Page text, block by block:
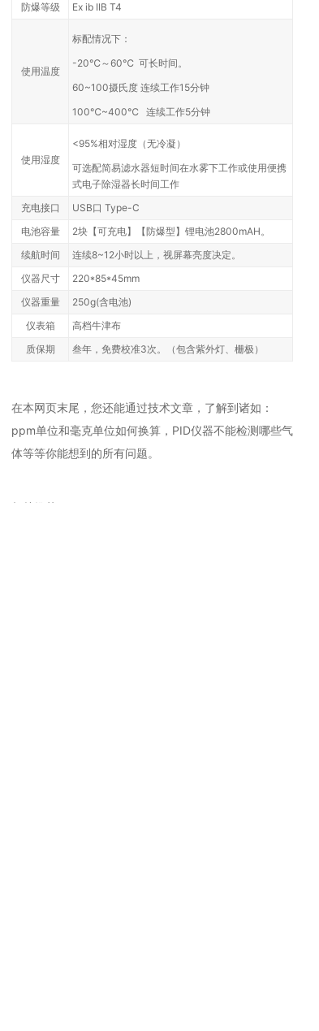
防爆等级
Ex ib IIB T4
使用温度
标配情况下：
-20℃～60℃ 可长时间。
60~100摄氏度 连续工作15分钟
100℃~400℃ 连续工作5分钟
使用湿度
<95%相对湿度（无冷凝）
可选配简易滤水器短时间在水雾下工作或使用便携
式电子除湿器长时间工作
充电接口
USB口 Type-C
电池容量
2块【可充电】【防爆型】 锂电池2800mAH。
续航时间
连续8~12小时以上，视屏幕亮度决定。
仪器尺寸
220*85*45mm
仪器重量
250g(含电池)
仪表箱
高档牛津布
质保期
叁年，免费校准3次。（包含紫外灯、栅极）
在本网页末尾，您还能通过技术文章，了解到诸如：
ppm单位和毫克单位如何换算，PID仪器不能检测哪些气
体等等你能想到的所有问题。
相关推荐